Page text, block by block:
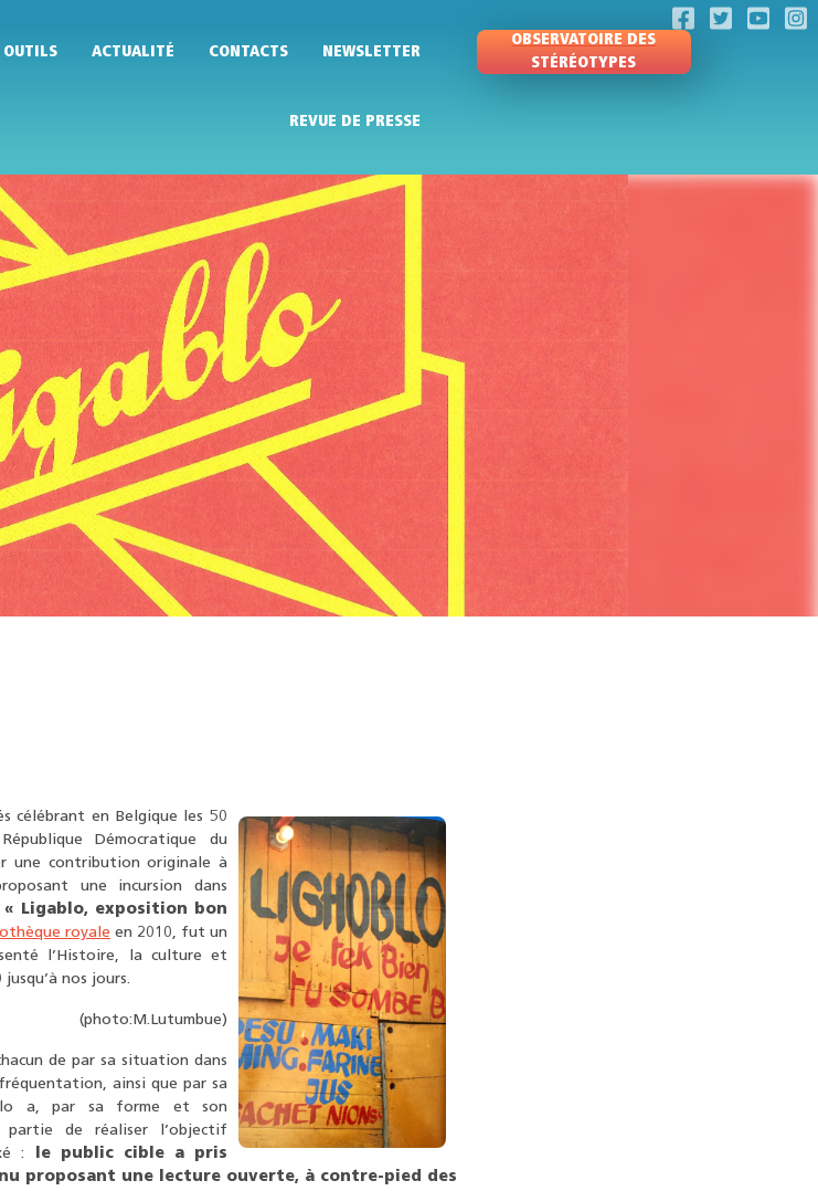
OUTILS ACTUALITÉ CONTACTS NEWSLETTER
REVUE DE PRESSE
OBSERVATOIRE DES
STÉRÉOTYPES
célébrant en Belgique les 50
Démocratique du
une contribution originale à
une incursion dans
« Ligablo, exposition bon
royale en 2010, fut un
l’Histoire, la culture et
nos jours.
(photo:M.Lutumbue)
de par sa situation dans
ainsi que par sa
a, par sa forme et son
partie de réaliser l’objectif
: le public cible a pris
proposant une lecture ouverte, à contre-pied des